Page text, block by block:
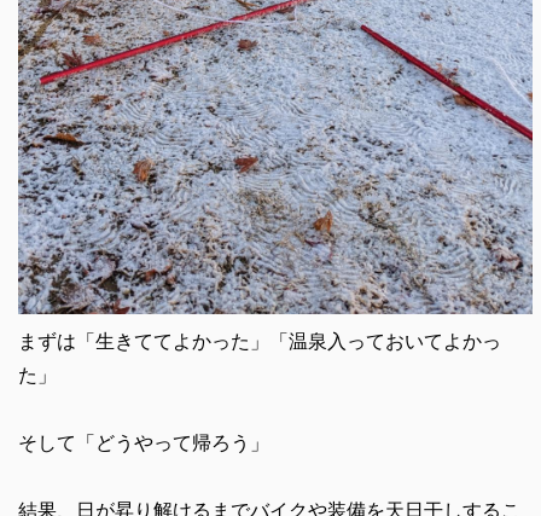
まずは「生きててよかった」「温泉入っておいてよかっ
た」
そして「どうやって帰ろう」
結果、日が昇り解けるまでバイクや装備を天日干しするこ